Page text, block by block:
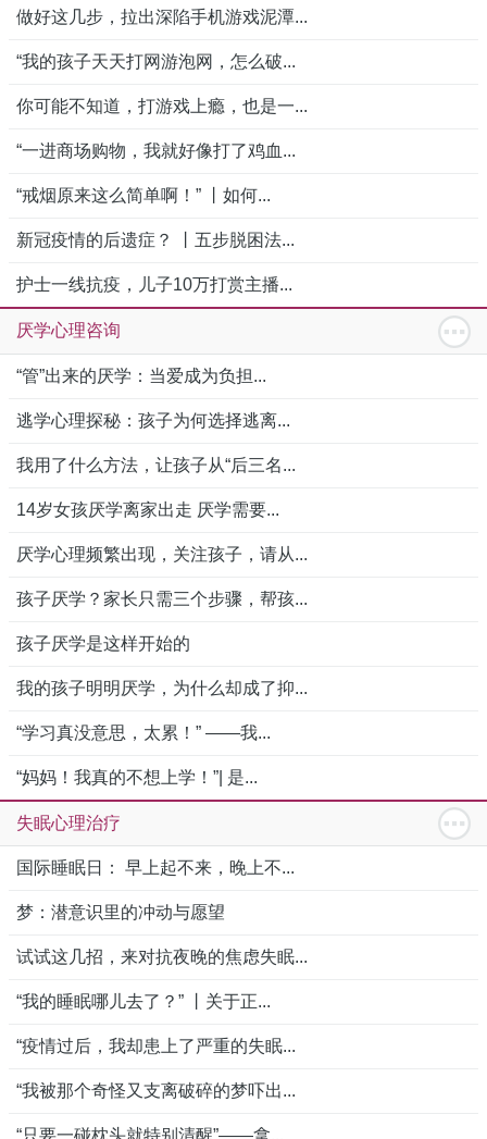
做好这几步，拉出深陷手机游戏泥潭...
“我的孩子天天打网游泡网，怎么破...
你可能不知道，打游戏上瘾，也是一...
“一进商场购物，我就好像打了鸡血...
“戒烟原来这么简单啊！” 丨如何...
新冠疫情的后遗症？ 丨五步脱困法...
护士一线抗疫，儿子10万打赏主播...
厌学心理咨询
“管”出来的厌学：当爱成为负担...
逃学心理探秘：孩子为何选择逃离...
我用了什么方法，让孩子从“后三名...
14岁女孩厌学离家出走 厌学需要...
厌学心理频繁出现，关注孩子，请从...
孩子厌学？家长只需三个步骤，帮孩...
孩子厌学是这样开始的
我的孩子明明厌学，为什么却成了抑...
“学习真没意思，太累！” ——我...
“妈妈！我真的不想上学！”| 是...
失眠心理治疗
国际睡眠日： 早上起不来，晚上不...
梦：潜意识里的冲动与愿望
试试这几招，来对抗夜晚的焦虑失眠...
“我的睡眠哪儿去了？” 丨关于正...
“疫情过后，我却患上了严重的失眠...
“我被那个奇怪又支离破碎的梦吓出...
“只要一碰枕头就特别清醒”——拿...